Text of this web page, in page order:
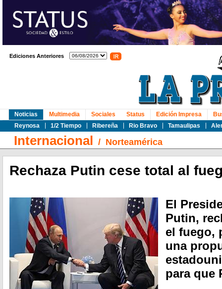
Ediciones Anteriores
Noticias
Reynosa
1/2 Tiempo Ribereña Rio Bravo Tamaulipas
Multimedia Sociales Status Edición Impresa
Internacional / Norteamérica
Rechaza Putin cese total al
El
Putin,
el fuego,
una
para que